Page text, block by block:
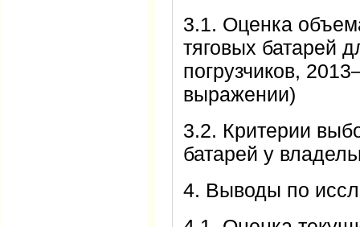
3.1. Оценка
тяговых батарей
погрузчиков,
выражении)
3.2. Критерии
батарей у
4. Выводы по